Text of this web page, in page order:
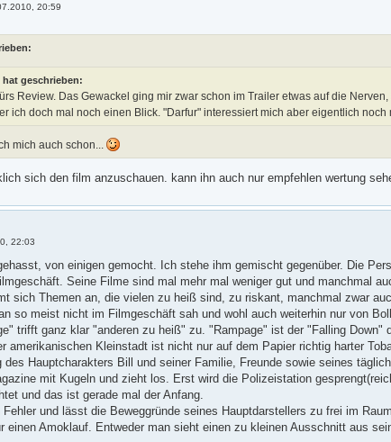
20:59
hat geschrieben:
Review. Das Gewackel ging mir zwar schon im Trailer etwas auf die
ich doch mal noch einen Blick. "Darfur" interessiert mich aber eigentlich noch
mich auch schon...
sich den film anzuschauen. kann ihn auch nur empfehlen wertung
22:03
von einigen gemocht. Ich stehe ihm gemischt gegenüber. Die
Seine Filme sind mal mehr mal weniger gut und manchmal
sich Themen an, die vielen zu heiß sind, zu riskant, manchmal zwar
so meist nicht im Filmgeschäft sah und wohl auch weiterhin nur von
trifft ganz klar "anderen zu heiß" zu. "Rampage" ist der "Falling Down"
amerikanischen Kleinstadt ist nicht nur auf dem Papier richtig harter
des Hauptcharakters Bill und seiner Familie, Freunde sowie seines
mit Kugeln und zieht los. Erst wird die Polizeistation
und das ist gerade mal der Anfang.
Fehler und lässt die Beweggründe seines Hauptdarstellers zu frei im
einen Amoklauf. Entweder man sieht einen zu kleinen Ausschnitt aus